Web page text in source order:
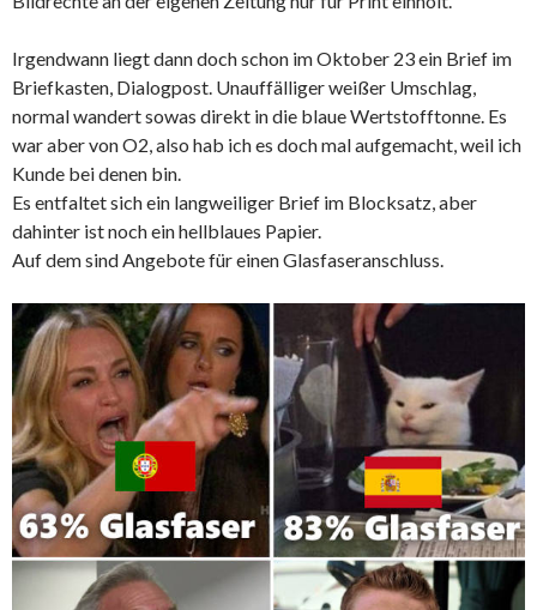
Irgendwann liegt dann doch schon im Oktober 23 ein Brief im
Briefkasten, Dialogpost. Unauffälliger weißer Umschlag,
normal wandert sowas direkt in die blaue Wertstofftonne. Es
war aber von O2, also hab ich es doch mal aufgemacht, weil ich
Kunde bei denen bin.
Es entfaltet sich ein langweiliger Brief im Blocksatz, aber
dahinter ist noch ein hellblaues Papier.
Auf dem sind Angebote für einen Glasfaseranschluss.